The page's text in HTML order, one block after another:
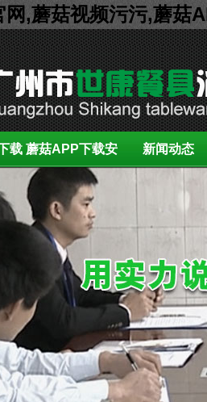
,蘑菇视频污污,蘑菇
载 蘑菇APP下载安
装展示
新闻动态